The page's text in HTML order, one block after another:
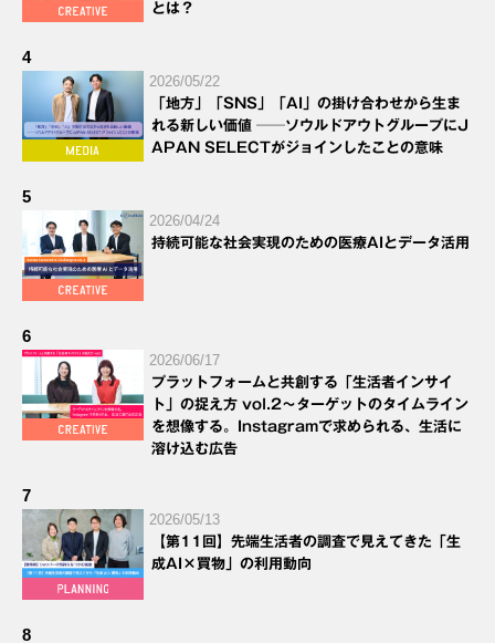
とは？
4
2026/05/22
「地方」「SNS」「AI」の掛け合わせから生ま
れる新しい価値 ──ソウルドアウトグループにJ
APAN SELECTがジョインしたことの意味
5
2026/04/24
持続可能な社会実現のための医療AIとデータ活用
6
2026/06/17
プラットフォームと共創する「生活者インサイ
ト」の捉え方 vol.2～ターゲットのタイムライン
を想像する。Instagramで求められる、生活に
溶け込む広告
7
2026/05/13
【第11回】先端生活者の調査で見えてきた「生
成AI×買物」の利用動向
8